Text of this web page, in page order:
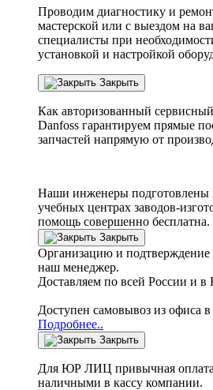
Проводим диагностику и
мастерской или с выездом на
специалисты при
установкой и настройкой
Закрыть
Как авторизованный
Danfoss гарантируем прямые
запчастей напрямую от
Наши инженеры подготовлены
учебных центрах заводов-
помощь совершенно бесплатна.
Закрыть
Организацию и подтверждение
наш менеджер.
Доставляем по всей
Доступен самовывоз из офиса
Подробнее..
Закрыть
Для ЮР ЛИЦ привычная оплата
наличными в кассу компании.